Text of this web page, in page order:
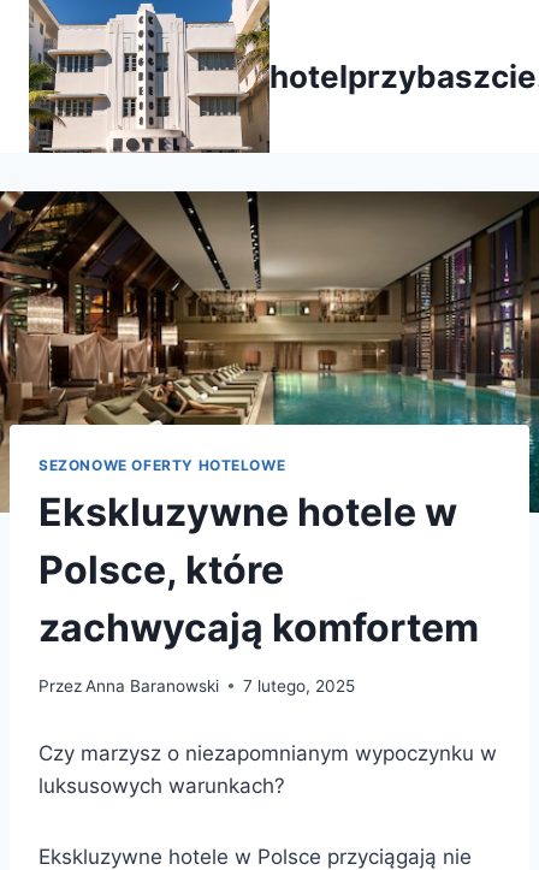
Przejdź
treści
SEZONOWE OFERTY HOTELOWE
Ekskluzywne hotele w
Polsce, które
zachwycają komfortem
PrzezAnna Baranowski 7 lutego, 2025
Czy marzysz o niezapomnianym wypoczynku w
luksusowych warunkach?
Ekskluzywne hotele w Polsce przyciągają nie